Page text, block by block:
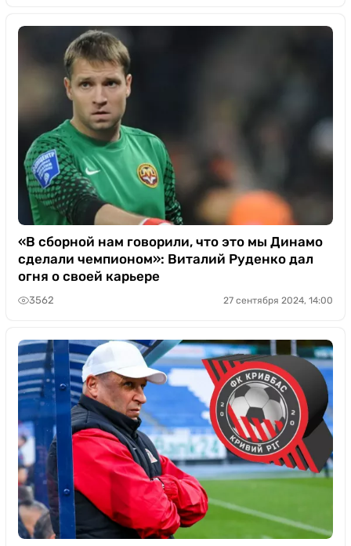
«В сборной нам говорили, что это мы Динамо
сделали чемпионом»: Виталий Руденко дал
огня о своей карьере
3562 27 сентября 2024, 14:00